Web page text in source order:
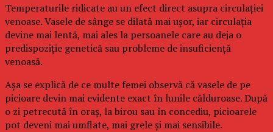
Temperaturile ridicate au un efect direct asupra circulației
venoase. Vasele de sânge se dilată mai ușor, iar circulația
devine mai lentă, mai ales la persoanele care au deja o
predispoziție genetică sau probleme de insuficiență
venoasă.
Așa se explică de ce multe femei observă că vasele de pe
picioare devin mai evidente exact în lunile călduroase. După
o zi petrecută în oraș, la birou sau în concediu, picioarele
pot deveni mai umflate, mai grele și mai sensibile.